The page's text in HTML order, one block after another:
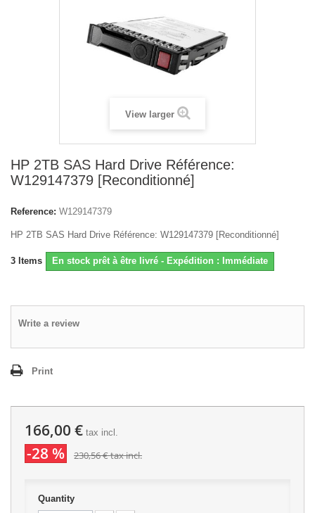
View larger
HP 2TB SAS Hard Drive Référence:
W129147379 [Reconditionné]
Reference: W129147379
HP 2TB SAS Hard Drive Référence: W129147379 [Reconditionné]
3 Items En stock prêt à être livré - Expédition : Immédiate
Write a review
Print
166,00 € tax incl.
-28 % 230,56 €tax incl.
Quantity